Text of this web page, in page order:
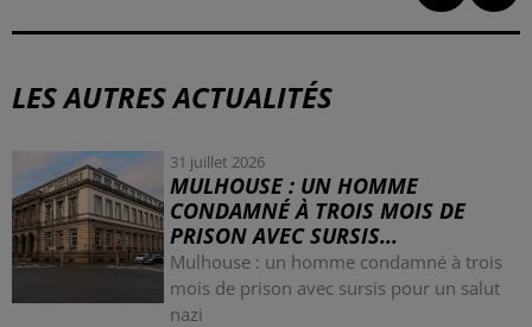
LES AUTRES ACTUALITÉS
31 juillet 2026
MULHOUSE : UN HOMME
CONDAMNÉ À TROIS MOIS DE
PRISON AVEC SURSIS...
Mulhouse : un homme condamné à trois
mois de prison avec sursis pour un salut
nazi